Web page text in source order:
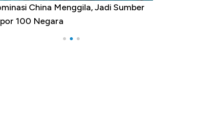
dari Kubur! Bisnis Furniture &
Kaki Tumbuh Double Digit